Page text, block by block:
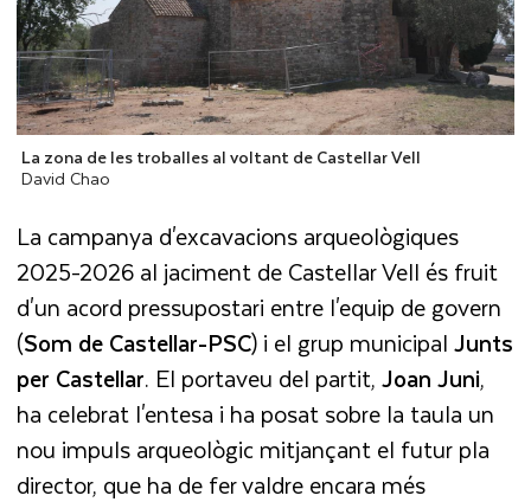
La zona de les troballes al voltant de Castellar Vell
David Chao
La campanya d'excavacions arqueològiques
2025-2026 al jaciment de Castellar Vell és fruit
d'un acord pressupostari entre l'equip de govern
(Som de Castellar-PSC) i el grup municipalJunts
per Castellar. El portaveu del partit,Joan Juni,
ha celebrat l'entesa i ha posat sobre la taula un
nou impuls arqueològic mitjançant el futur pla
director, que ha de fer valdre encara més